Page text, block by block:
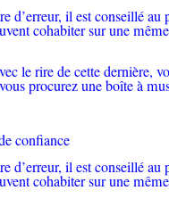
d’erreur, il est conseillé
cohabiter sur une
le rire de cette dernière,
procurez une boîte à
confiance
d’erreur, il est conseillé
cohabiter sur une